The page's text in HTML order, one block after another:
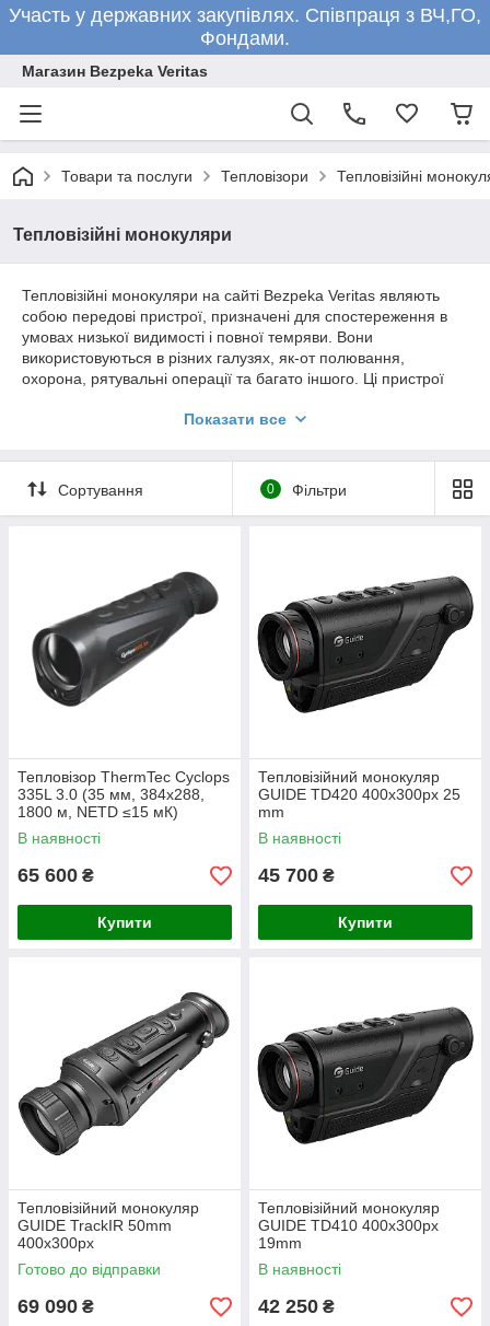
Участь у державних закупівлях. Співпраця з ВЧ,ГО,
Фондами.
Магазин Bezpeka Veritas
Товари та послуги Тепловізори Тепловізійні
Тепловізійні монокуляри
Тепловізійні монокуляри на сайті Bezpeka Veritas являють
собою передові пристрої, призначені для спостереження в
умовах низької видимості і повної темряви. Вони
використовуються в різних галузях, як-от полювання,
охорона, рятувальні операції та багато іншого. Ці пристрої
сучасним тепловізійним сенсорам.
Показати все
Сортування 0 Фільтри
Тепловізор ThermTec Cyclops
335L 3.0 (35 мм, 384x288,
1800 м, NETD ≤15 мК)
В наявності
65 600 ₴
Купити
Тепловізійний монокуляр
GUIDE TD420 400х300px 25
mm
В наявності
45 700 ₴
Купити
Тепловізійний монокуляр
GUIDE TrackIR 50mm
400x300px
Готово до відправки
69 090 ₴
Тепловізійний монокуляр
GUIDE TD410 400х300px
19mm
В наявності
42 250 ₴